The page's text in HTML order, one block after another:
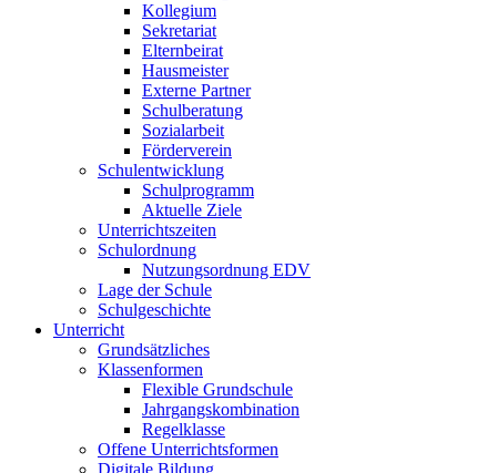
Kollegium
Sekretariat
Elternbeirat
Hausmeister
Externe Partner
Schulberatung
Sozialarbeit
Förderverein
Schulentwicklung
Schulprogramm
Aktuelle Ziele
Unterrichtszeiten
Schulordnung
Nutzungsordnung EDV
Lage der Schule
Schulgeschichte
Unterricht
Grundsätzliches
Klassenformen
Flexible Grundschule
Jahrgangskombination
Regelklasse
Offene Unterrichtsformen